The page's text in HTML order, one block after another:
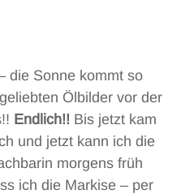
die Sonne kommt so
Ölbilder vor der
Endlich!! Bis jetzt kam
und jetzt kann ich die
morgens früh
ich die Markise – per